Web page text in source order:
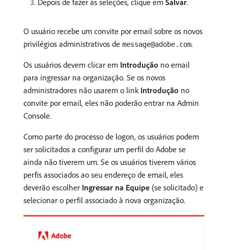
O usuário recebe um convite por email sobre os novos
privilégios administrativos de message@adobe.com.
Os usuários devem clicar em Introdução no email
para ingressar na organização. Se os novos
administradores não usarem o link Introdução no
convite por email, eles não poderão entrar na Admin
Console.
Como parte do processo de logon, os usuários podem
ser solicitados a configurar um perfil do Adobe se
ainda não tiverem um. Se os usuários tiverem vários
perfis associados ao seu endereço de email, eles
deverão escolher Ingressar na Equipe (se solicitado) e
selecionar o perfil associado à nova organização.